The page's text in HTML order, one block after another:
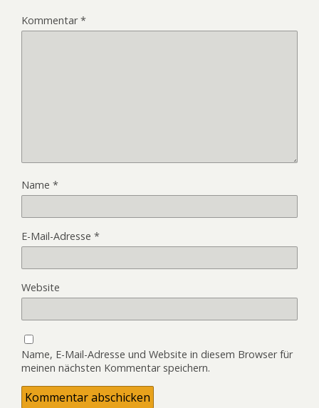
Kommentar*
Name *
E-Mail-Adresse *
Website
Name, E-Mail-Adresse und Website in diesem Browser für
meinen nächsten Kommentar speichern.